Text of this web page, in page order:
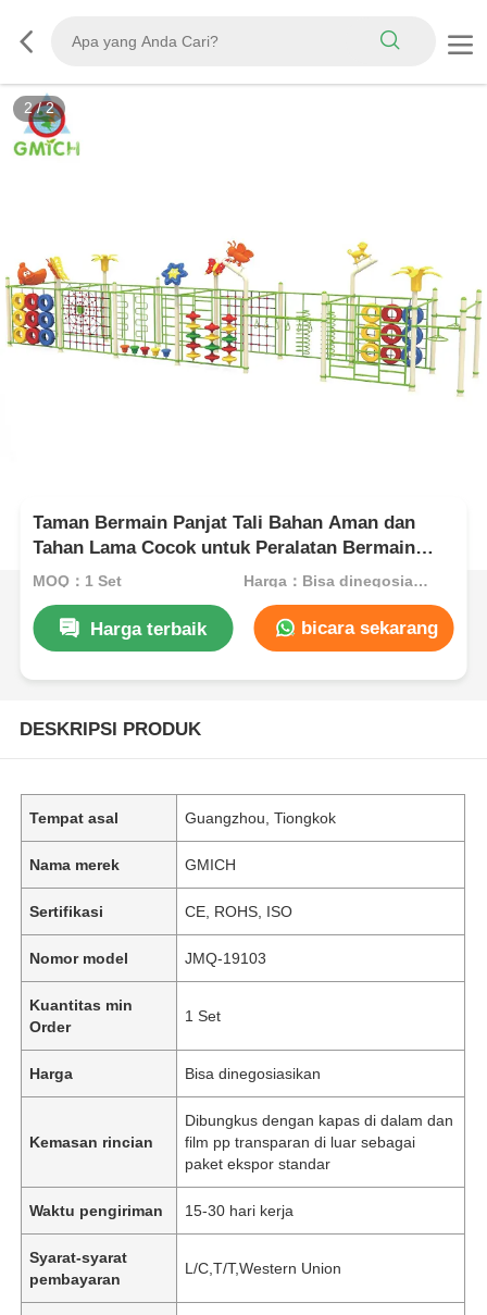
2/2
Taman Bermain Panjat Tali Bahan Aman dan
Tahan Lama Cocok untuk Peralatan Bermain
Hiburan Zona Bermain Game Luar Ruangan
MOQ：1 Set Harga：Bisa dinegosiasikan
Harga terbaik bicara sekarang
DESKRIPSI PRODUK
Tempat asal Guangzhou, Tiongkok
Nama merek GMICH
Sertifikasi CE, ROHS, ISO
Nomor model JMQ-19103
Kuantitas min
Order
1 Set
Harga Bisa dinegosiasikan
Kemasan rincian
Dibungkus dengan kapas di dalam dan
film pp transparan di luar sebagai
paket ekspor standar
Waktu pengiriman 15-30 hari kerja
Syarat-syarat
pembayaran
L/C,T/T,Western Union